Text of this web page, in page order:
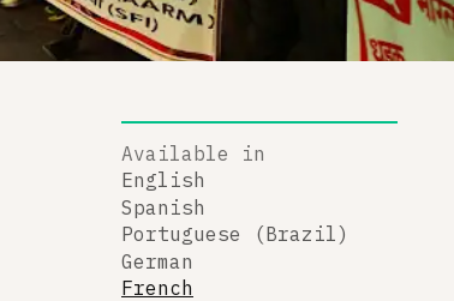
Available in
English
Spanish
Portuguese (Brazil)
German
French